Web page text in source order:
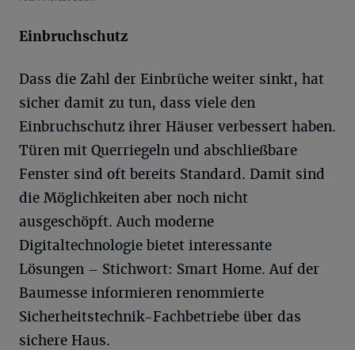
Einbruchschutz
Dass die Zahl der Einbrüche weiter sinkt, hat
sicher damit zu tun, dass viele den
Einbruchschutz ihrer Häuser verbessert haben.
Türen mit Querriegeln und abschließbare
Fenster sind oft bereits Standard. Damit sind
die Möglichkeiten aber noch nicht
ausgeschöpft. Auch moderne
Digitaltechnologie bietet interessante
Lösungen – Stichwort: Smart Home. Auf der
Baumesse informieren renommierte
Sicherheitstechnik-Fachbetriebe über das
sichere Haus.